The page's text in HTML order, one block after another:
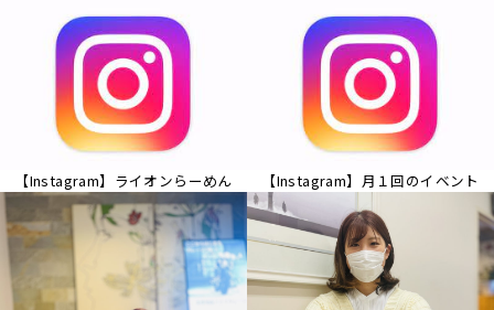
【Instagram】ライオンらーめん 【Instagram】月１回のイベント